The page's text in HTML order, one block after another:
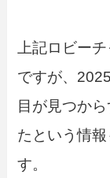
上記ロビー
ですが、
目が見つか
たという情
す。